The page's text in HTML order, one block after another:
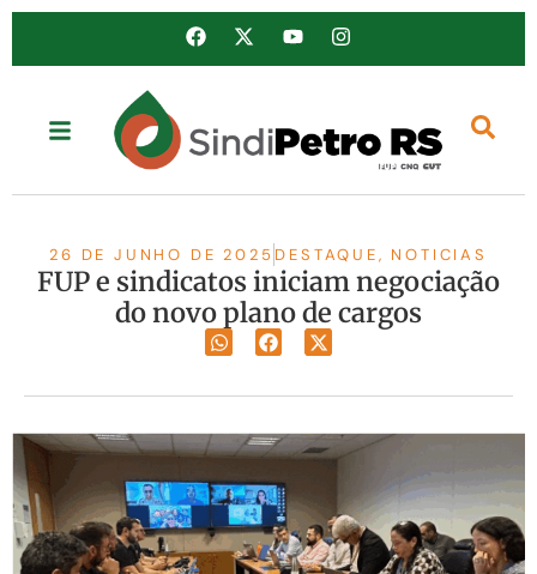
26 DE JUNHO DE 2025 DESTAQUE, NOTICIAS
FUP e sindicatos iniciam negociação
do novo plano de cargos